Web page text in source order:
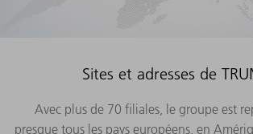
Sites et adresses de
Avec plus de 70 filiales, le groupe est
presque tous les pays européens, en